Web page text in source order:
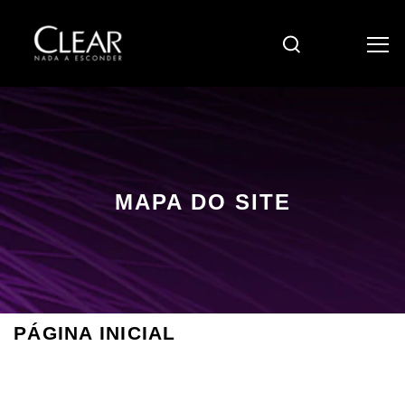
Pesquisar
MAPA DO SITE
MAPA DO SITE
PÁGINA INICIAL